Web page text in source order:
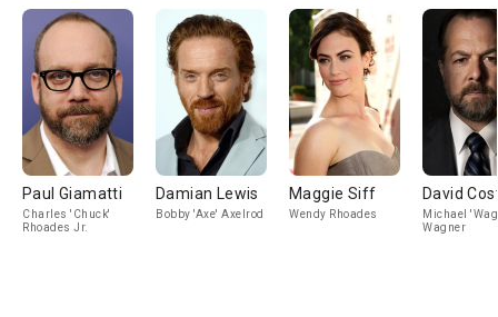
Paul Giamatti
Charles 'Chuck'
Rhoades Jr.
Damian Lewis
Bobby 'Axe' Axelrod
Maggie Siff
Wendy Rhoades
David
Michael
Wagner